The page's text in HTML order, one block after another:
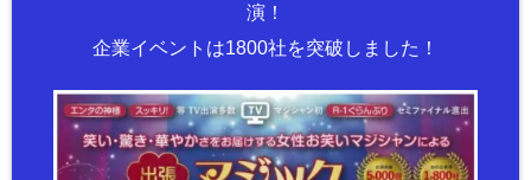
演！
企業イベントは1800社を突破しました！